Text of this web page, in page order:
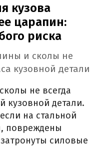
кузова
царапин:
риска
и сколы не
кузовной детали
не всегда
кузовной детали.
на стальной
повреждены
силовые